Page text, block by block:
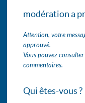
modération a
Attention, votre
approuvé.
Vous pouvez
commentaires.
Qui êtes-vous ?